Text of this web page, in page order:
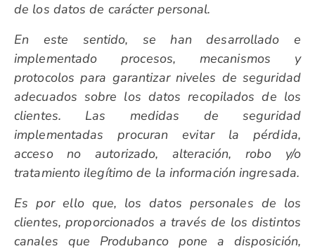
de los datos de carácter personal.
En este sentido, se han desarrollado e
implementado procesos, mecanismos y
protocolos para garantizar niveles de seguridad
adecuados sobre los datos recopilados de los
clientes. Las medidas de seguridad
implementadas procuran evitar la pérdida,
acceso no autorizado, alteración, robo y/o
tratamiento ilegítimo de la información ingresada.
Es por ello que, los datos personales de los
clientes, proporcionados a través de los distintos
canales que Produbanco pone a disposición,